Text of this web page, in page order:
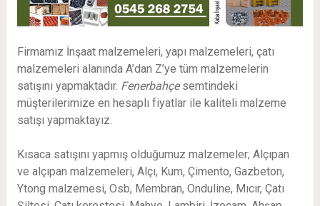
Firmamız İnşaat malzemeleri, yapı malzemeleri, çatı
malzemeleri alanında A’dan Z’ye tüm malzemelerin
satışını yapmaktadır. Fenerbahçesemtindeki
müşterilerimize en hesaplı fiyatlar ile kaliteli malzeme
satışı yapmaktayız.
Kısaca satışını yapmış olduğumuz malzemeler; Alçıpan
ve alçıpan malzemeleri, Alçı, Kum, Çimento, Gazbeton,
Ytong malzemesi, Osb, Membran, Onduline, Mıcır, Çatı